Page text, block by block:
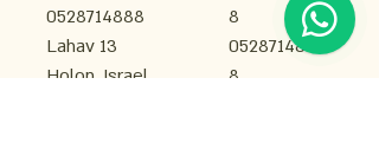
0528714888
Lahav 13
Holon, Israel
8
052871488
8